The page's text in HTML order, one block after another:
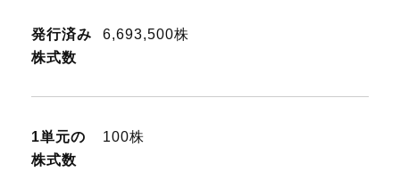
発行済み
株式数
6,693,500株
1単元の
株式数
100株